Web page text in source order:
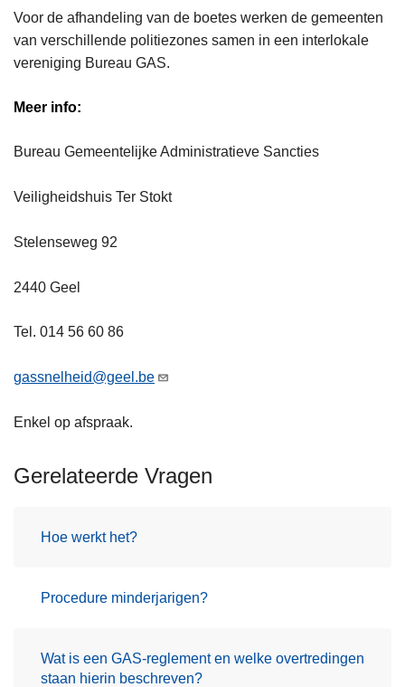
Voor de afhandeling van de boetes werken de gemeenten
van verschillende politiezones samen in een interlokale
vereniging Bureau GAS.
Meer info:
Bureau Gemeentelijke Administratieve Sancties
Veiligheidshuis Ter Stokt
Stelenseweg 92
2440 Geel
Tel. 014 56 60 86
gassnelheid@geel.be
Enkel op afspraak.
Gerelateerde Vragen
Hoe werkt het?
Procedure minderjarigen?
Wat is een GAS-reglement en welke overtredingen
staan hierin beschreven?